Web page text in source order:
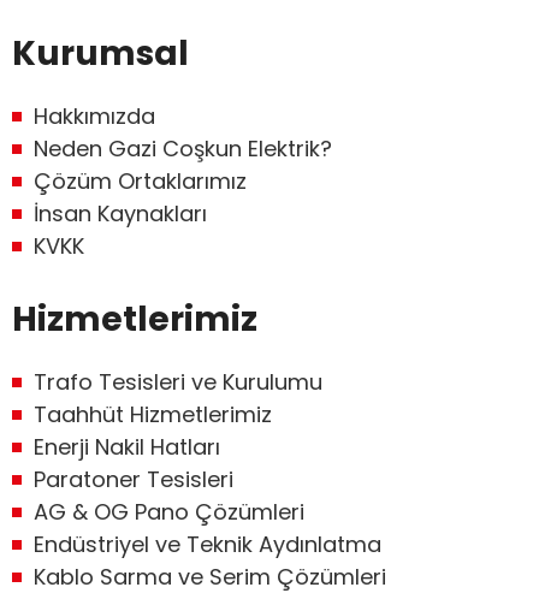
Kurumsal
Hakkımızda
Neden Gazi Coşkun Elektrik?
Çözüm Ortaklarımız
İnsan Kaynakları
KVKK
Hizmetlerimiz
Trafo Tesisleri ve Kurulumu
Taahhüt Hizmetlerimiz
Enerji Nakil Hatları
Paratoner Tesisleri
AG & OG Pano Çözümleri
Endüstriyel ve Teknik Aydınlatma
Kablo Sarma ve Serim Çözümleri